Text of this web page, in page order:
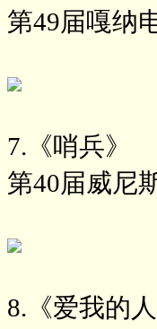
第49届嘎纳
7.《哨兵》
第40届威尼
8.《爱我的